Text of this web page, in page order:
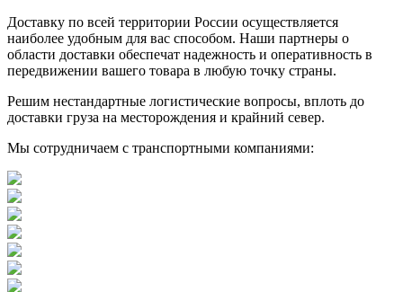
Доставку по всей территории России осуществляется
наиболее удобным для вас способом. Наши партнеры о
области доставки обеспечат надежность и оперативность в
передвижении вашего товара в любую точку страны.
Решим нестандартные логистические вопросы, вплоть до
доставки груза на месторождения и крайний север.
Мы сотрудничаем с транспортными компаниями: